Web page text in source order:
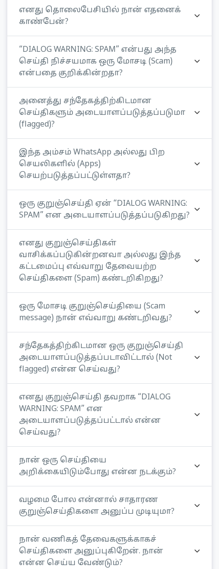
எனது தொலைபேசியில் நான் எதனைக்
காண்பேன்?
“DIALOG WARNING: SPAM” என்பது அந்த
செய்தி நிச்சயமாக ஒரு மோசடி (Scam)
என்பதை குறிக்கின்றதா?
அனைத்து சந்தேகத்திற்கிடமான
செய்திகளும் அடையாளப்படுத்தப்படுமா
(flagged)?
இந்த அம்சம் WhatsApp அல்லது பிற
செயலிகளில் (Apps)
செயற்படுத்தப்பட்டுள்ளதா?
ஒரு குறுஞ்செய்தி ஏன் “DIALOG WARNING:
SPAM” என அடையாளப்படுத்தப்படுகிறது?
எனது குறுஞ்செய்திகள்
வாசிக்கப்படுகின்றனவா அல்லது இந்த
கட்டமைப்பு எவ்வாறு தேவையற்ற
செய்திகளை (Spam) கண்டறிகிறது?
ஒரு மோசடி குறுஞ்செய்தியை (Scam
message) நான் எவ்வாறு கண்டறிவது?
சந்தேகத்திற்கிடமான ஒரு குறுஞ்செய்தி
அடையாளப்படுத்தப்படாவிட்டால் (Not
flagged) என்ன செய்வது?
எனது குறுஞ்செய்தி தவறாக “DIALOG
WARNING: SPAM” என
அடையாளப்படுத்தப்பட்டால் என்ன
செய்வது?
நான் ஒரு செய்தியை
அறிக்கையிடும்போது என்ன நடக்கும்?
வழமை போல என்னால் சாதாரண
குறுஞ்செய்திகளை அனுப்ப முடியுமா?
நான் வணிகத் தேவைகளுக்காகச்
செய்திகளை அனுப்புகிறேன். நான்
என்ன செய்ய வேண்டும்?